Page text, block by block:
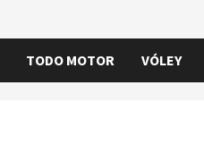
TODO MOTOR VÓLEY